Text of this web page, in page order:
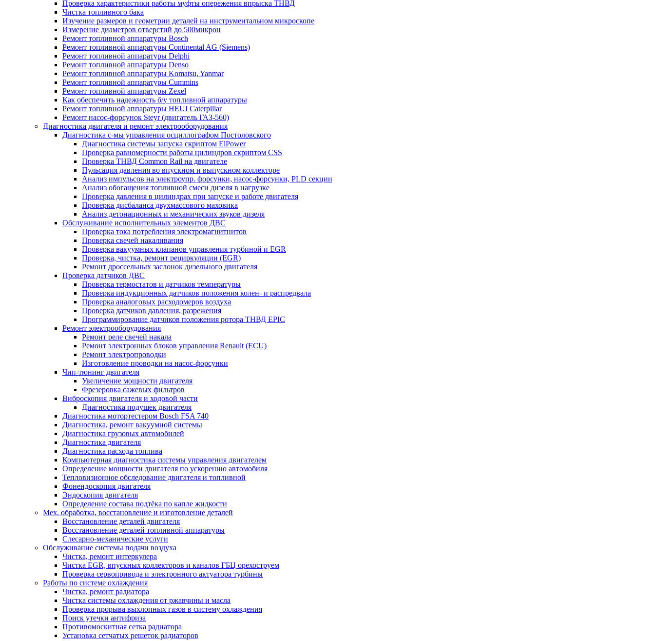
Проверка характеристики работы муфты опережения впрыска ТНВД
Чистка топливного бака
Изучение размеров и геометрии деталей на инструментальном микроскопе
Измерение диаметров отверстий до 500микрон
Ремонт топливной аппаратуры Bosch
Ремонт топливной аппаратуры Continental AG (Siemens)
Ремонт топливной аппаратуры Delphi
Ремонт топливной аппаратуры Denso
Ремонт топливной аппаратуры Komatsu, Yanmar
Ремонт топливной аппаратуры Cummins
Ремонт топливной аппаратуры Zexel
Как обеспечить надежность б/у топливной аппаратуры
Ремонт топливной аппаратуры HEUI Caterpillar
Ремонт насос-форсунок Steyr (двигатель ГАЗ-560)
Диагностика двигателя и ремонт электрооборудования
Диагностика с-мы управления осциллографом Постоловского
Диагностика системы запуска скриптом ElPower
Проверка равномерности работы цилиндров cкриптом CSS
​Проверка ТНВД Common Rail на двигателе
Пульсация давления во впускном и выпускном коллекторе
Анализ импульсов на электроупр. форсунки, насос-форсунки, PLD секции
Анализ обогащения топливной смеси дизеля в нагрузке
Проверка давления в цилиндрах при запуске и работе двигателя
Проверка дисбаланса двухмассового маховика
Анализ детонационных и механических звуков дизеля
Обслуживание исполнительных элементов ДВС
​Проверка тока потребления электромагнитнитов
​Проверка свечей накаливания
Проверка вакуумных клапанов управления турбиной и EGR
Проверка, чистка, ремонт рециркуляции (EGR)
Ремонт дроссельных заслонок дизельного двигателя
Проверка датчиков ДВС
Проверка термостатов и датчиков температуры
Проверка индукционных датчиков положения колен- и распредвала
Проверка аналоговых расходомеров воздуха
Проверка датчиков давления, разрежения
Программирование датчиков положения ротора ТНВД EPIC
Ремонт электрооборудования
Ремонт реле свечей накала
Ремонт электронных блоков управления Renault (ECU)
Ремонт электропроводки
Изготовление проводки на насос-форсунки
Чип-тюнинг двигателя
Увеличение мощности двигателя
Фрезеровка сажевых фильтров
Виброскопия двигателя и ходовой части
Диагностика подушек двигателя
Диагностика мотортестером Bosch FSA 740
Диагностика, ремонт вакуумной системы
Диагностика грузовых автомобилей
Диагностика двигателя
Диагностика расхода топлива
Компьютерная диагностика системы управления двигателем
Определение мощности двигателя по ускорению автомобиля
Тепловизионное обследование двигателя и топливной
Фонендоскопия двигателя
Эндоскопия двигателя
Определение состава подтёка по капле жидкости
Мех. обработка, восстановление и изготовление деталей
Восстановление деталей двигателя
Восстановление деталей топливной аппаратуры
Слесарно-механические услуги
Обслуживание системы подачи воздуха
Чистка, ремонт интеркулера
Чистка EGR, впускных коллекторов и каналов ГБЦ орехоструем
Проверка сервопривода и электронного актуатора турбины
Работы по системе охлаждения
Чистка, ремонт радиатора
Чистка системы охлаждения от ржавчины и масла
Проверка прорыва выхлопных газов в систему охлаждения
Поиск утечки антифриза
Противомоскитная сетка радиатора
Установка сетчатых решеток радиаторов